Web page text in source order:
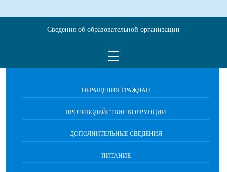
ОБРАЩЕНИЯ ГРАЖДАН
ПРОТИВОДЕЙСТВИЕ КОРРУПЦИИ
ДОПОЛНИТЕЛЬНЫЕ СВЕДЕНИЯ
ПИТАНИЕ
Сведения об образовательной организации